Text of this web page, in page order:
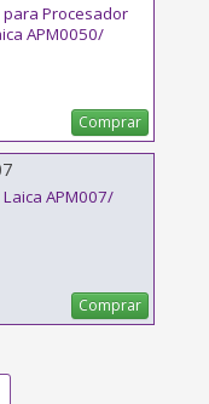
Procesador
APM0050/
Comprar
APM007/
Comprar